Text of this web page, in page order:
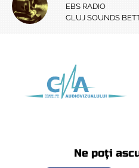
EBS RADIO
CLUJ SOUNDS
Ne poți